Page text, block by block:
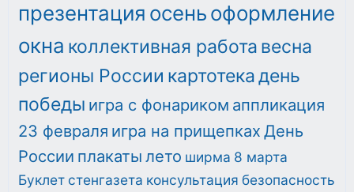
презентация осеньоформление
окна коллективная работа весна
регионы России картотекадень
победы игра с фонариком аппликация
23 февраля игра на прищепках День
России плакаты лето ширма 8 марта
Буклет стенгазета консультация безопасность